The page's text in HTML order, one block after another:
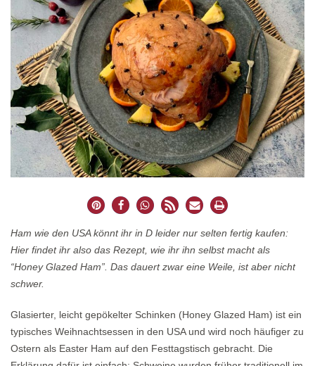
Ham wie den USA könnt ihr in D leider nur selten fertig kaufen:
Hier findet ihr also das Rezept, wie ihr ihn selbst macht als
“Honey Glazed Ham”. Das dauert zwar eine Weile, ist aber nicht
schwer.
Glasierter, leicht gepökelter Schinken (Honey Glazed Ham) ist ein
typisches Weihnachtsessen in den USA und wird noch häufiger zu
Ostern als Easter Ham auf den Festtagstisch gebracht. Die